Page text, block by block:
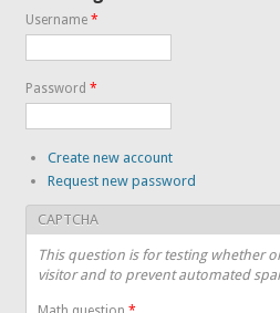
Username*
Password*
Create new account
Request new password
CAPTCHA
This question is for testing whether
visitor and to prevent automated